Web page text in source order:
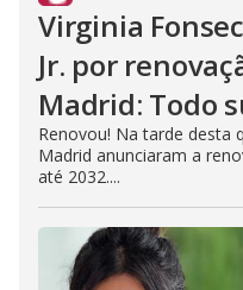
Virginia
Jr. por
Madrid: Todo
Renovou! Na tarde desta
Madrid anunciaram a
até 2032....